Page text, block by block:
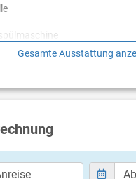
mit Stockbett für 2
Terrasse
Gesamte Ausstattung